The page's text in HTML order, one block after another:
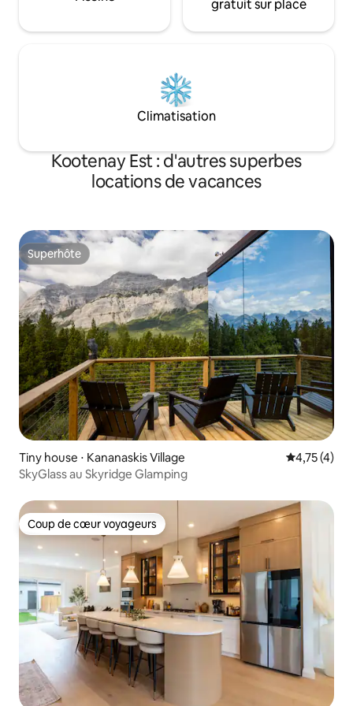
gratuit sur place
Climatisation
Kootenay Est : d'autres superbes
locations de vacances
Superhôte
Superhôte
Tiny house ⋅ Kananaskis Village Évaluation
4,75 (4)
SkyGlass au Skyridge Glamping
Coup de cœur voyageurs
Coup de cœur voyageurs